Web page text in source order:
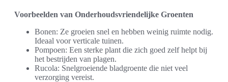
Voorbeelden van Onderhoudsvriendelijke Groenten
Bonen: Ze groeien snel en hebben weinig ruimte nodig.
Ideaal voor verticale tuinen.
Pompoen: Een sterke plant die zich goed zelf helpt bij
het bestrijden van plagen.
Rucola: Snelgroeiende bladgroente die niet veel
verzorging vereist.